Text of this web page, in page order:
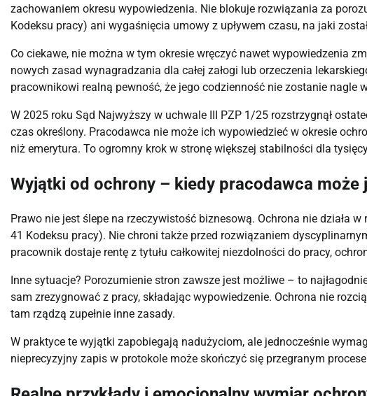
zachowaniem okresu wypowiedzenia. Nie blokuje rozwiązania za
Kodeksu pracy) ani wygaśnięcia umowy z upływem czasu, na jaki
Co ciekawe, nie można w tym okresie wręczyć nawet wypowiedzenia
nowych zasad wynagradzania dla całej załogi lub orzeczenia
pracownikowi realną pewność, że jego codzienność nie zostanie nagle
W 2025 roku Sąd Najwyższy w uchwale III PZP 1/25 rozstrzygnął
czas określony. Pracodawca nie może ich wypowiedzieć w okresie
niż emerytura. To ogromny krok w stronę większej stabilności dla
Wyjątki od ochrony – kiedy pracodawca może
Prawo nie jest ślepe na rzeczywistość biznesową. Ochrona nie działa
41 Kodeksu pracy). Nie chroni także przed rozwiązaniem
pracownik dostaje rentę z tytułu całkowitej niezdolności do pracy,
Inne sytuacje? Porozumienie stron zawsze jest możliwe – to
sam zrezygnować z pracy, składając wypowiedzenie. Ochrona nie
tam rządzą zupełnie inne zasady.
W praktyce te wyjątki zapobiegają nadużyciom, ale jednocześnie
nieprecyzyjny zapis w protokole może skończyć się przegranym